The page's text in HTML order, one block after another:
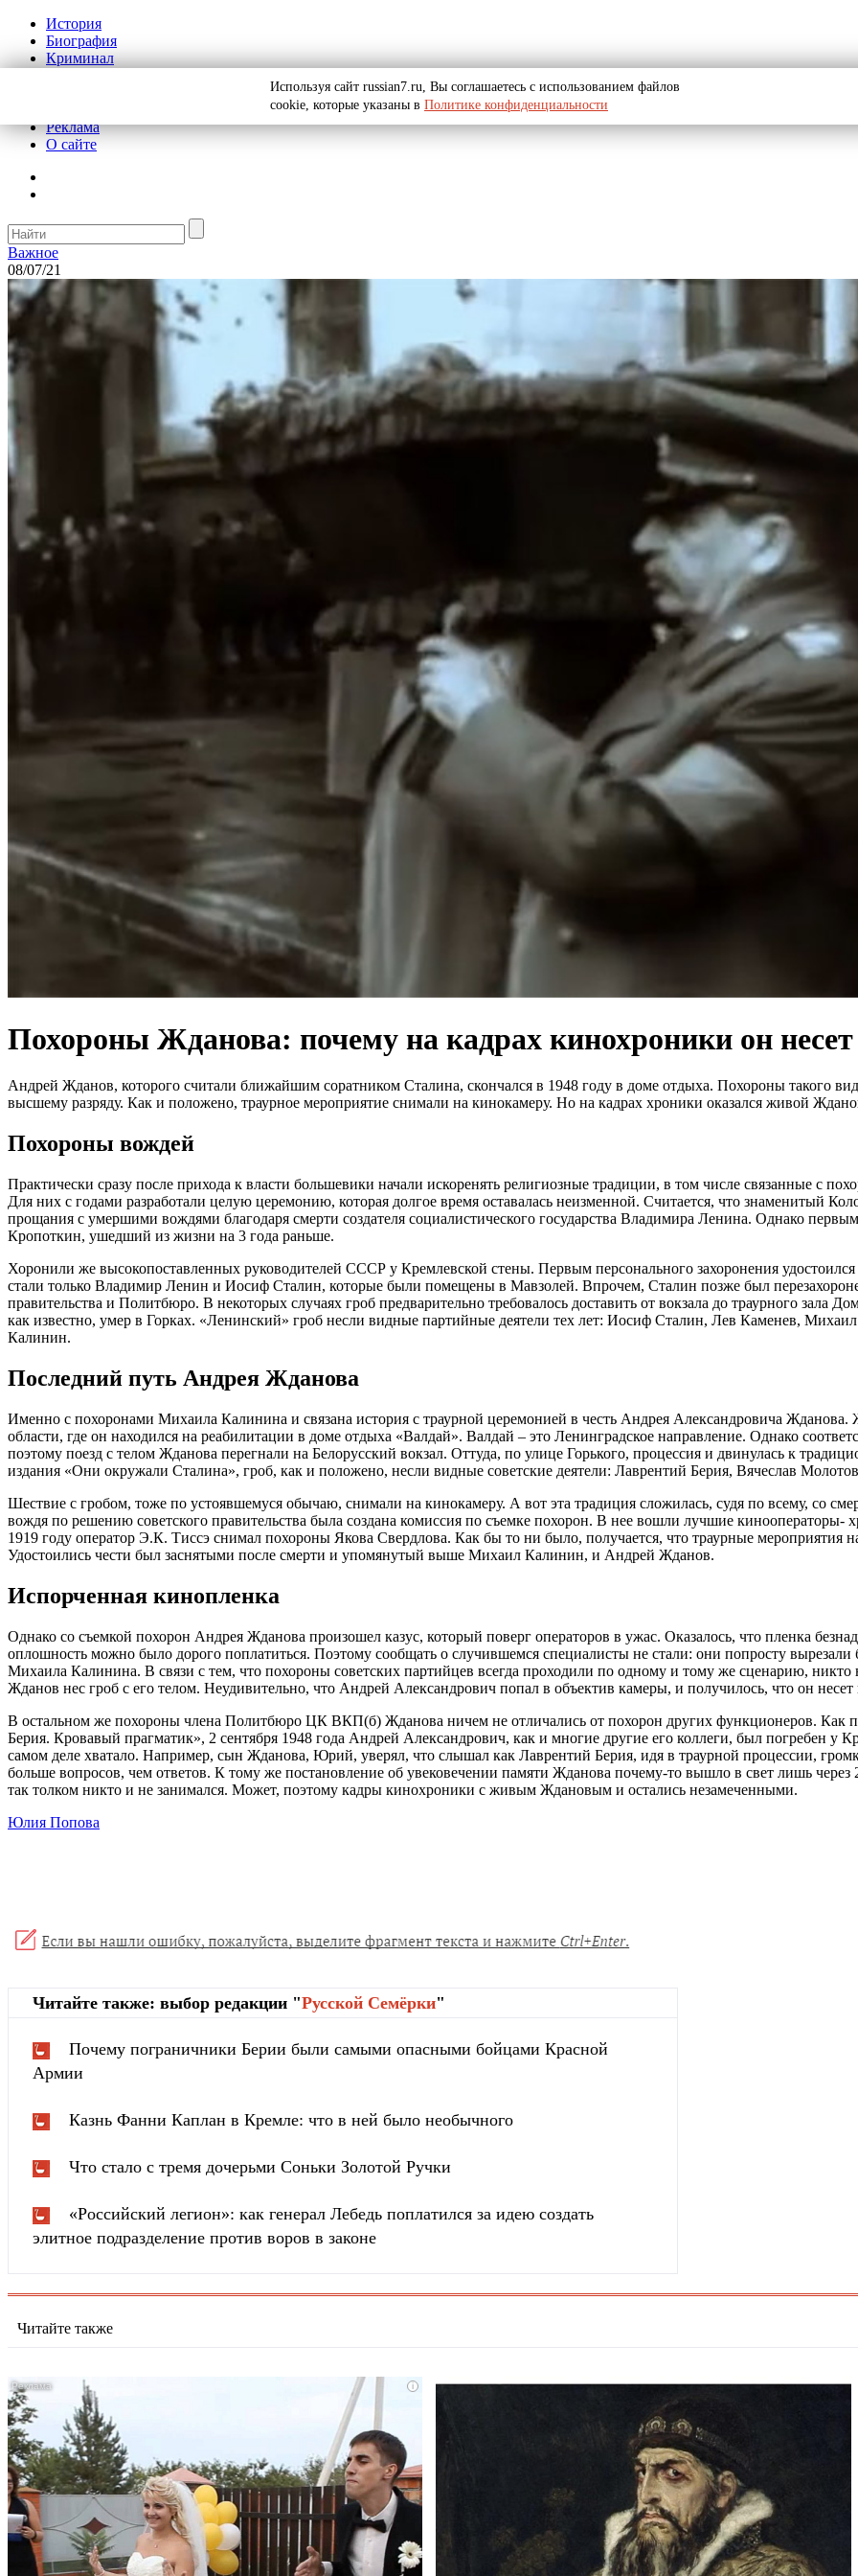
История
Биография
Криминал
Реклама
О сайте
Важное
08/07/21
Похороны Жданова: почему на кадрах кинохроники он несет
Андрей Жданов, которого считали ближайшим соратником Сталина, скончался в 1948 году в доме отдыха. Похороны такого
высшему разряду. Как и положено, траурное мероприятие снимали на кинокамеру. Но на кадрах хроники оказался живой
Похороны вождей
Практически сразу после прихода к власти большевики начали искоренять религиозные традиции, в том числе связанные с
Для них с годами разработали целую церемонию, которая долгое время оставалась неизменной. Считается, что знаменитый
прощания с умершими вождями благодаря смерти создателя социалистического государства Владимира Ленина. Однако
Кропоткин, ушедший из жизни на 3 года раньше.
Хоронили же высокопоставленных руководителей СССР у Кремлевской стены. Первым персонального захоронения
стали только Владимир Ленин и Иосиф Сталин, которые были помещены в Мавзолей. Впрочем, Сталин позже был
правительства и Политбюро. В некоторых случаях гроб предварительно требовалось доставить от вокзала до траурного
как известно, умер в Горках. «Ленинский» гроб несли видные партийные деятели тех лет: Иосиф Сталин, Лев Каменев,
Калинин.
Последний путь Андрея Жданова
Именно с похоронами Михаила Калинина и связана история с траурной церемонией в честь Андрея Александровича Жданова.
области, где он находился на реабилитации в доме отдыха «Валдай». Валдай – это Ленинградское направление. Однако
поэтому поезд с телом Жданова перегнали на Белорусский вокзал. Оттуда, по улице Горького, процессия и двинулась к
издания «Они окружали Сталина», гроб, как и положено, несли видные советские деятели: Лаврентий Берия, Вячеслав
Шествие с гробом, тоже по устоявшемуся обычаю, снимали на кинокамеру. А вот эта традиция сложилась, судя по всему, со
вождя по решению советского правительства была создана комиссия по съемке похорон. В нее вошли лучшие
1919 году оператор Э.К. Тиссэ снимал похороны Якова Свердлова. Как бы то ни было, получается, что траурные мероприятия
Удостоились чести был заснятыми после смерти и упомянутый выше Михаил Калинин, и Андрей Жданов.
Испорченная кинопленка
Однако со съемкой похорон Андрея Жданова произошел казус, который поверг операторов в ужас. Оказалось, что пленка
оплошность можно было дорого поплатиться. Поэтому сообщать о случившемся специалисты не стали: они попросту
Михаила Калинина. В связи с тем, что похороны советских партийцев всегда проходили по одному и тому же сценарию,
Жданов нес гроб с его телом. Неудивительно, что Андрей Александрович попал в объектив камеры, и получилось, что он
В остальном же похороны члена Политбюро ЦК ВКП(б) Жданова ничем не отличались от похорон других функционеров. Как
Берия. Кровавый прагматик», 2 сентября 1948 года Андрей Александрович, как и многие другие его коллеги, был погребен у
самом деле хватало. Например, сын Жданова, Юрий, уверял, что слышал как Лаврентий Берия, идя в траурной процессии,
больше вопросов, чем ответов. К тому же постановление об увековечении памяти Жданова почему-то вышло в свет лишь
так толком никто и не занимался. Может, поэтому кадры кинохроники с живым Ждановым и остались незамеченными.
Юлия Попова
Читайте также: выбор редакции "Русской Cемёрки"
Почему пограничники Берии были самыми опасными бойцами Красной
Армии
Казнь Фанни Каплан в Кремле: что в ней было необычного
Что стало с тремя дочерьми Соньки Золотой Ручки
«Российский легион»: как генерал Лебедь поплатился за идею создать
элитное подразделение против воров в законе
Читайте также
i
Используя сайт russian7.ru, Вы соглашаетесь с использованием файлов
cookie, которые указаны в Политике конфиденциальности